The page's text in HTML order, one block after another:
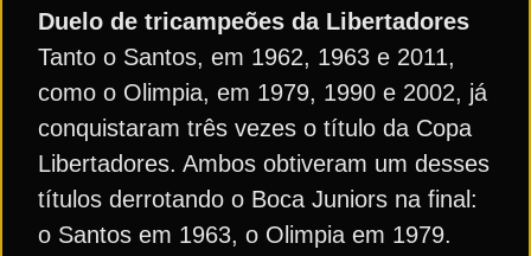
Duelo de tricampeões da Libertadores
Tanto o Santos, em 1962, 1963 e 2011,
como o Olimpia, em 1979, 1990 e 2002, já
conquistaram três vezes o título da Copa
Libertadores. Ambos obtiveram um desses
títulos derrotando o Boca Juniors na final:
o Santos em 1963, o Olimpia em 1979.